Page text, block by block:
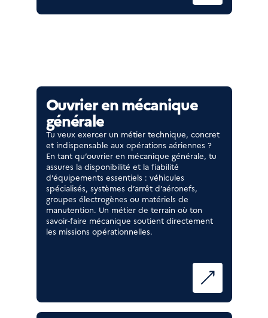
Ouvrier en mécanique
générale
Tu veux exercer un métier technique, concret
et indispensable aux opérations aériennes ?
En tant qu’ouvrier en mécanique générale, tu
assures la disponibilité et la fiabilité
d’équipements essentiels : véhicules
spécialisés, systèmes d’arrêt d’aéronefs,
groupes électrogènes ou matériels de
manutention. Un métier de terrain où ton
savoir-faire mécanique soutient directement
les missions opérationnelles.